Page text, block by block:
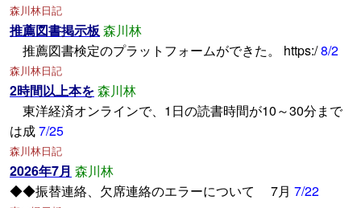
森川林日記
推薦図書掲示板森川林
推薦図書検定のプラットフォームができた。 https:/8/2
森川林日記
2時間以上本を森川林
東洋経済オンラインで、1日の読書時間が10～30分まで
は成7/25
森川林日記
2026年7月 森川林
◆◆振替連絡、欠席連絡のエラーについて 7月 7/22